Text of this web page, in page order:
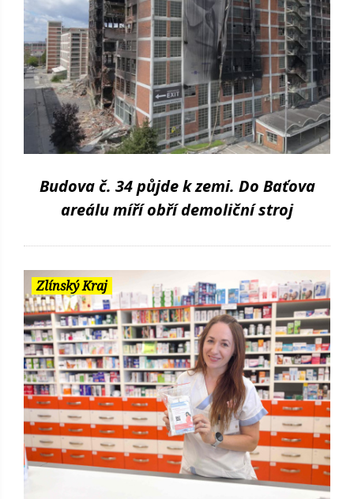
Budova č. 34 půjde k zemi. Do Baťova
areálu míří obří demoliční stroj
Zlínský Kraj